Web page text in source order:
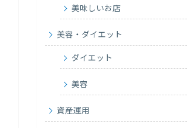
美味しいお店
美容・ダイエット
ダイエット
美容
資産運用